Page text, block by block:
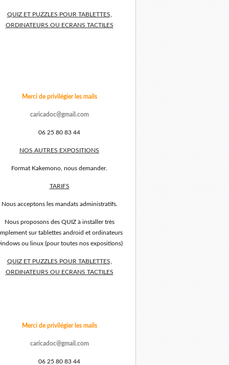
QUIZ ET PUZZLES POUR TABLETTES,
ORDINATEURS OU ECRANS TACTILES
Merci de privilégier les mails
caricadoc@gmail.com
06 25 80 83 44
NOS AUTRES EXPOSITIONS
Format Kakemono, nous demander.
TARIFS
Nous acceptons les mandats administratifs.
Nous proposons des QUIZ à installer très
sur tablettes android et ordinateurs
ou linux (pour toutes nos expositions)
QUIZ ET PUZZLES POUR TABLETTES,
ORDINATEURS OU ECRANS TACTILES
Merci de privilégier les mails
caricadoc@gmail.com
06 25 80 83 44